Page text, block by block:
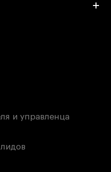
и управленца